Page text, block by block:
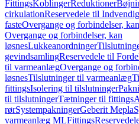
FittingsKoblingerReduktioner
cirkulationReservedele til
fasteOvergange og forbindelser,
Overgange og forbindelser, kan
løsnesLukkeanordninger
gevindsamlingReservedele til
til varmeanlægOvergange og
løsnesTilslutninger til varmeanlæg
fittingsIsolering til tilslutninger
til tilslutningerTætninger til fittings
rørSystempakningerGeberit Mepla
varmeanlæg MLFittings